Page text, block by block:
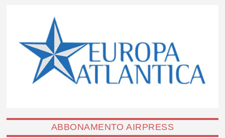
ABBONAMENTO AIRPRESS